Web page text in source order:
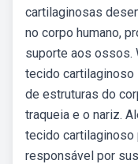
cartilaginosas
no corpo humano,
suporte aos ossos.
tecido cartilaginoso
de estruturas do
traqueia e o nariz.
tecido cartilaginoso
responsável por